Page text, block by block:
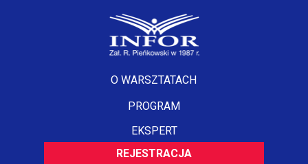
O WARSZTATACH
PROGRAM
EKSPERT
REJESTRACJA